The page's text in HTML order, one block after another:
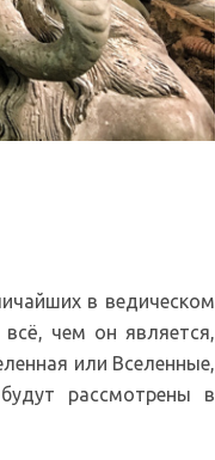
в ведическом
чем он является,
или Вселенные,
рассмотрены в